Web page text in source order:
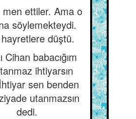
men ettiler. Ama o
söylemekteydi.
düştü.
Cihan babacığım
ihtiyarsın
sen benden
utanmazsın
dedi.